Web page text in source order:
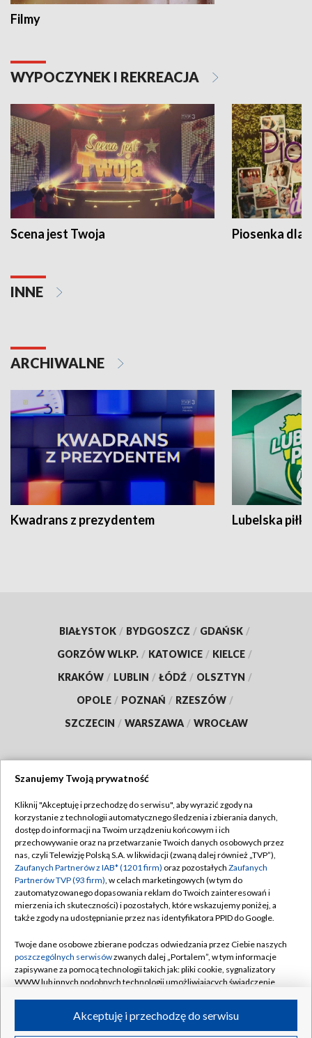
Filmy
WYPOCZYNEK I REKREACJA
Scena jest Twoja Piosenka dla
INNE
ARCHIWALNE
Kwadrans z prezydentem Lubelska piłka
BIAŁYSTOK / BYDGOSZCZ / GDAŃSK /
GORZÓW WLKP. / KATOWICE / KIELCE /
KRAKÓW / LUBLIN / ŁÓDŹ / OLSZTYN /
OPOLE / POZNAŃ / RZESZÓW /
SZCZECIN / WARSZAWA / WROCŁAW
TVP
Abonament TVP
Emisja w TVP
Centrum informacji TVP
Naziemna Telewizja Cyfrowa
Rada Programowa
System NOS
Informacje o nadawcy
Program dla prasy
Regulamin TVP
Polityka prywatności
Moje zgody
Pomoc
Kontakt
Kanały
Szanujemy Twoją prywatność
Kliknij "Akceptuję i przechodzę do serwisu", aby wyrazić zgody na
korzystanie z technologii automatycznego śledzenia i zbierania danych,
dostęp do informacji na Twoim urządzeniu końcowym i ich
przechowywanie oraz na przetwarzanie Twoich danych osobowych przez
nas, czyli Telewizję Polską S.A. w likwidacji (zwaną dalej również „TVP”),
Zaufanych Partnerów z IAB* (1201 firm) oraz pozostałych Zaufanych
Partnerów TVP (93 firm), w celach marketingowych (w tym do
zautomatyzowanego dopasowania reklam do Twoich zainteresowań i
mierzenia ich skuteczności) i pozostałych, które wskazujemy poniżej, a
także zgody na udostępnianie przez nas identyfikatora PPID do Google.
Twoje dane osobowe zbierane podczas odwiedzania przez Ciebie naszych
poszczególnych serwisówzwanych dalej „Portalem”, w tym informacje
zapisywane za pomocą technologii takich jak: pliki cookie, sygnalizatory
WWW lub innych podobnych technologii umożliwiających świadczenie
ruchu w Internecie.Akceptuję i przechodzę do serwisu